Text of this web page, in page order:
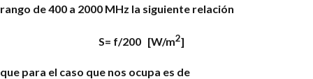
rango de 400 a 2000 MHz la siguiente relación
S= f/200 [W/m2]
que para el caso que nos ocupa es de